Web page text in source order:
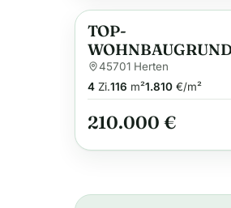
Anzeige
TOP-
IN 2. REIHE IN
WESTERHOLT!
45701 Herten
4Zi.116 m²1.810€/m²
210.000 €